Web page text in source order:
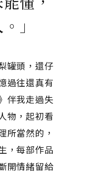
」
罐頭，還仔
過往還真有
伴我走過失
物，起初看
所當然的，
，每部作品
開情緒留給